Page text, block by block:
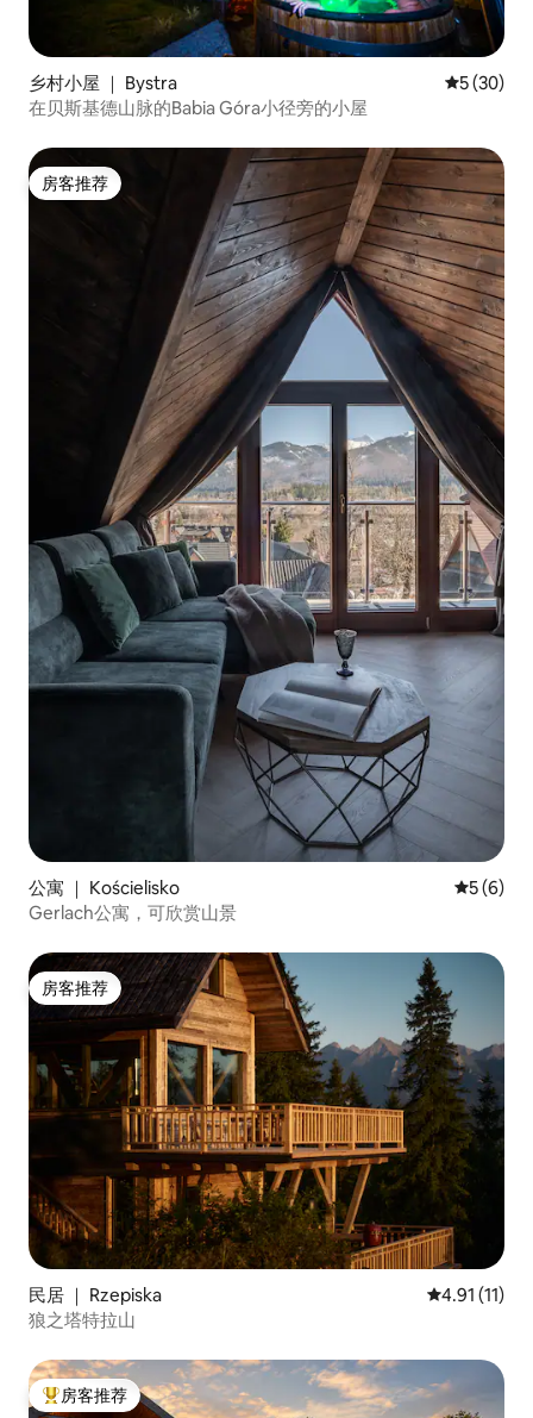
乡村小屋 ｜ Bystra 平均评分
5 (30)
在贝斯基德山脉的Babia Góra小径旁的小屋
房客推荐
房客推荐
公寓 ｜ Kościelisko 平均评分
5 (6)
Gerlach公寓，可欣赏山景
房客推荐
房客推荐
民居 ｜ Rzepiska 平均评分
4.91 (11)
狼之塔特拉山
热门「房客推荐」
房客推荐